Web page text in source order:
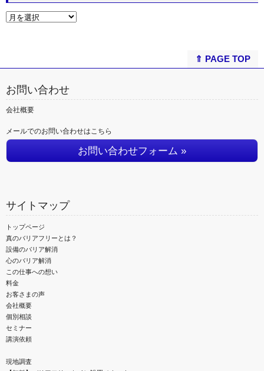
⇑ PAGE TOP
お問い合わせ
会社概要
メールでのお問い合わせはこちら
お問い合わせフォーム »
サイトマップ
トップページ
真のバリアフリーとは？
設備のバリア解消
心のバリア解消
この仕事への想い
料金
お客さまの声
会社概要
個別相談
セミナー
講演依頼
現地調査